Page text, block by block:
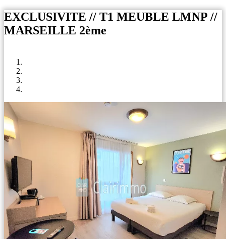
EXCLUSIVITE // T1 MEUBLE LMNP //
MARSEILLE 2ème